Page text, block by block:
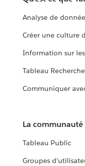
Analyse de
Créer une culture
Information sur
Tableau Recherche
Communiquer
La communauté
Tableau Public
Groupes